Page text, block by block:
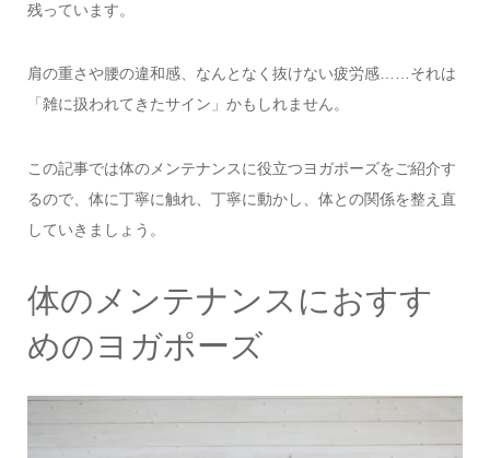
残っています。
肩の重さや腰の違和感、なんとなく抜けない疲労感……それは
「雑に扱われてきたサイン」かもしれません。
この記事では体のメンテナンスに役立つヨガポーズをご紹介す
るので、体に丁寧に触れ、丁寧に動かし、体との関係を整え直
していきましょう。
体のメンテナンスにおすす
めのヨガポーズ